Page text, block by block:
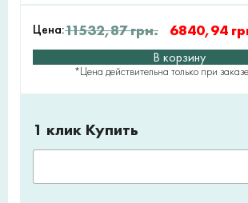
Цена:11532,87грн. 6840,94
В корзину
*Цена действительна только при
1 клик Купить